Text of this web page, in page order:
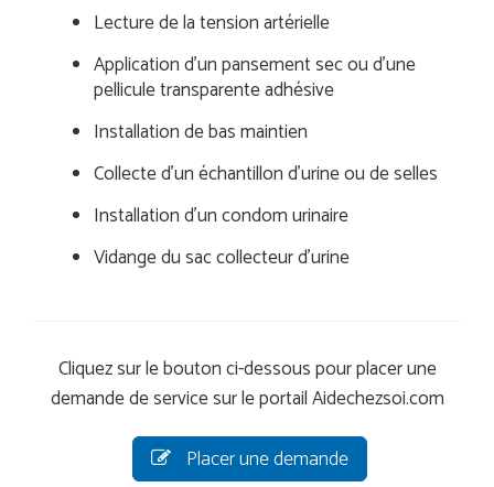
Lecture de la tension artérielle
Application d’un pansement sec ou d’une
pellicule transparente adhésive
Installation de bas maintien
Collecte d’un échantillon d’urine ou de selles
Installation d’un condom urinaire
Vidange du sac collecteur d’urine
Cliquez sur le bouton ci-dessous pour placer une
demande de service sur le portail Aidechezsoi.com
Placer une demande